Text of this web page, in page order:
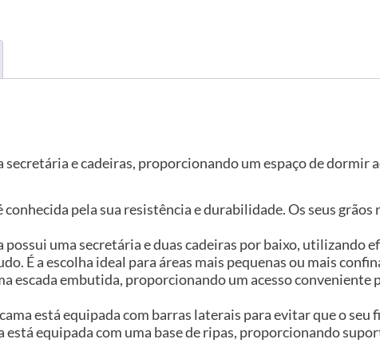
e cadeiras, proporcionando um espaço de dormir
pela sua resistência e durabilidade. Os seus
uma secretária e duas cadeiras por baixo, utilizando
É a escolha ideal para áreas mais pequenas ou mais
escada embutida, proporcionando um acesso
está equipada com barras laterais para evitar que o seu
equipada com uma base de ripas, proporcionando